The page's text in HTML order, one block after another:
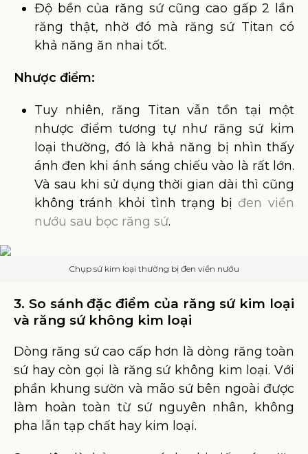
Độ bền của răng sứ cũng cao gấp 2 lần
răng thật, nhờ đó mà răng sứ Titan có
khả năng ăn nhai tốt.
Nhược điểm:
Tuy nhiên, răng Titan vẫn tồn tại một
nhược điểm tương tự như răng sứ kim
loại thường, đó là khả năng bị nhìn thấy
ánh đen khi ánh sáng chiếu vào là rất lớn.
Và sau khi sử dụng thời gian dài thì cũng
không tránh khỏi tình trạng bị đen viền
nướu sau bọc răng sứ.
Chụp sứ kim loại thường bị đen viền nướu
3. So sánh đặc điểm của răng sứ kim loại
và răng sứ không kim loại
Dòng răng sứ cao cấp hơn là dòng răng toàn
sứ hay còn gọi là răng sứ không kim loại. Với
phần khung sườn và mão sứ bên ngoài được
làm hoàn toàn từ sứ nguyên nhân, không
pha lẫn tạp chất hay kim loại.